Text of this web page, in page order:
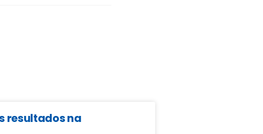
resultados na